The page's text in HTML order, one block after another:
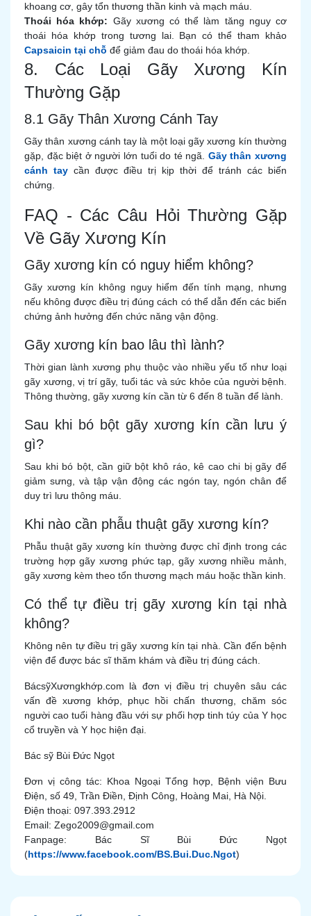
khoang cơ, gây tổn thương thần kinh và mạch máu.
Thoái hóa khớp: Gãy xương có thể làm tăng nguy cơ
thoái hóa khớp trong tương lai. Bạn có thể tham khảo
Capsaicin tại chỗ để giảm đau do thoái hóa khớp.
8. Các Loại Gãy Xương Kín
Thường Gặp
8.1 Gãy Thân Xương Cánh Tay
Gãy thân xương cánh tay là một loại gãy xương kín thường
gặp, đặc biệt ở người lớn tuổi do té ngã. Gãy thân xương
cánh tay cần được điều trị kịp thời để tránh các biến
chứng.
FAQ - Các Câu Hỏi Thường Gặp
Về Gãy Xương Kín
Gãy xương kín có nguy hiểm không?
Gãy xương kín không nguy hiểm đến tính mạng, nhưng
nếu không được điều trị đúng cách có thể dẫn đến các biến
chứng ảnh hưởng đến chức năng vận động.
Gãy xương kín bao lâu thì lành?
Thời gian lành xương phụ thuộc vào nhiều yếu tố như loại
gãy xương, vị trí gãy, tuổi tác và sức khỏe của người bệnh.
Thông thường, gãy xương kín cần từ 6 đến 8 tuần để lành.
Sau khi bó bột gãy xương kín cần lưu ý
gì?
Sau khi bó bột, cần giữ bột khô ráo, kê cao chi bị gãy để
giảm sưng, và tập vận động các ngón tay, ngón chân để
duy trì lưu thông máu.
Khi nào cần phẫu thuật gãy xương kín?
Phẫu thuật gãy xương kín thường được chỉ định trong các
trường hợp gãy xương phức tạp, gãy xương nhiều mảnh,
gãy xương kèm theo tổn thương mạch máu hoặc thần kinh.
Có thể tự điều trị gãy xương kín tại nhà
không?
Không nên tự điều trị gãy xương kín tại nhà. Cần đến bệnh
viện để được bác sĩ thăm khám và điều trị đúng cách.
BácsỹXươngkhớp.com là đơn vị điều trị chuyên sâu các
vấn đề xương khớp, phục hồi chấn thương, chăm sóc
người cao tuổi hàng đầu với sự phối hợp tinh túy của Y học
cổ truyền và Y học hiện đại.
Bác sỹ Bùi Đức Ngọt
Đơn vị công tác: Khoa Ngoại Tổng hợp, Bệnh viện Bưu
Điện, số 49, Trần Điền, Định Công, Hoàng Mai, Hà Nội.
Điện thoại: 097.393.2912
Email: Zego2009@gmail.com
Fanpage: Bác Sĩ Bùi Đức Ngọt
(https://www.facebook.com/BS.Bui.Duc.Ngot)